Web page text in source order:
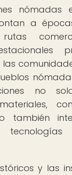
nómadas
a
no
también
y las